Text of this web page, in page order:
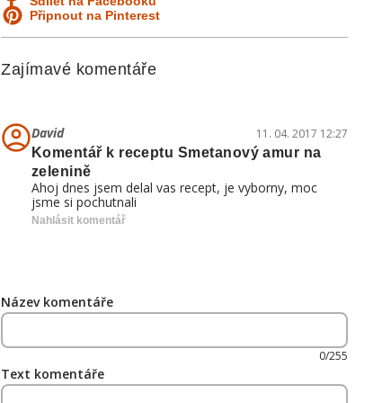
Připnout na Pinterest
Zajímavé komentáře
David
11. 04. 2017 12:27
Komentář k receptu Smetanový amur na
zelenině
Ahoj dnes jsem delal vas recept, je vyborny, moc
jsme si pochutnali
Nahlásit komentář
Název komentáře
0/255
Text komentáře